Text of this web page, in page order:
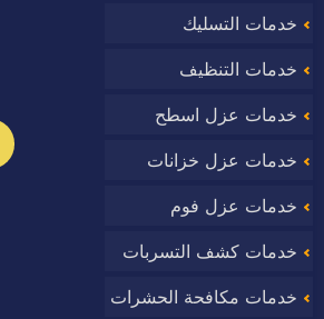
خدمات التسليك
خدمات التنظيف
خدمات عزل اسطح
خدمات عزل خزانات
خدمات عزل فوم
خدمات كشف التسربات
خدمات مكافحة الحشرات